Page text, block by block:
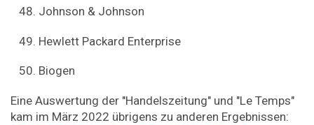
Johnson & Johnson
Hewlett Packard Enterprise
Biogen
Eine Auswertung der "Handelszeitung" und "Le Temps"
kam im März 2022 übrigens zu anderen Ergebnissen: